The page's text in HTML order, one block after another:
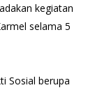
kegiatan
selama 5
Sosial berupa